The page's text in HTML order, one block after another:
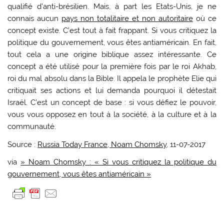
qualifié d’anti-brésilien. Mais, à part les Etats-Unis, je ne
connais aucun pays non totalitaire et non autoritaireoù ce
concept existe. C’est tout à fait frappant. Si vous critiquez la
politique du gouvernement, vous êtes antiaméricain. En fait,
tout cela a une origine biblique assez intéressante. Ce
concept a été utilisé pour la première fois par le roi Akhab,
roi du mal absolu dans la Bible. Il appela le prophète Elie qui
critiquait ses actions et lui demanda pourquoi il détestait
Israël. C’est un concept de base : si vous défiez le pouvoir,
vous vous opposez en tout à la société, à la culture et à la
communauté.
Source : Russia Today France, Noam Chomsky, 11-07-2017
via » Noam Chomsky : « Si vous critiquez la politique du
gouvernement, vous êtes antiaméricain »